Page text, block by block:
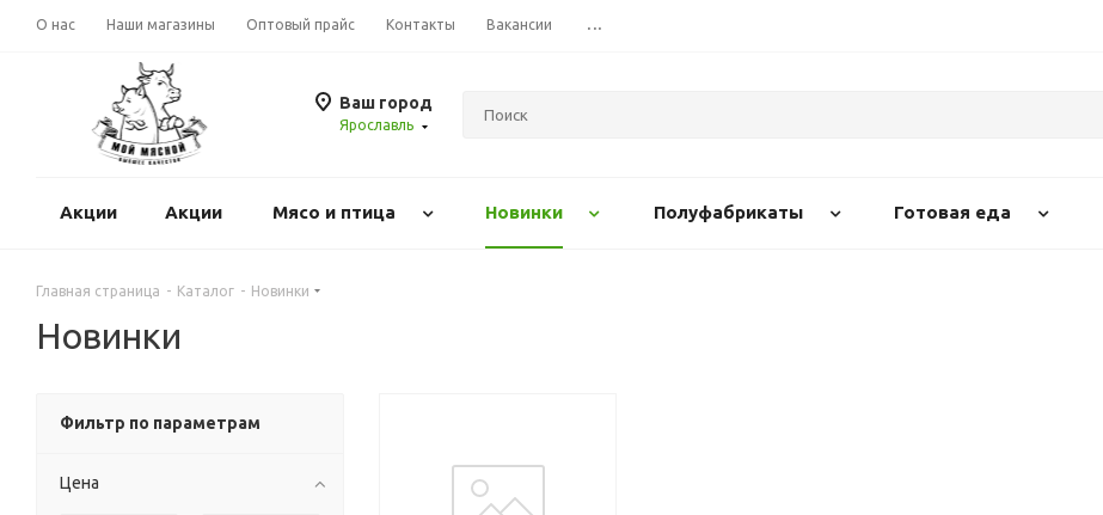
О нас Наши магазины Оптовый прайс Контакты Вакансии ...
Ваш город
Ярославль
Акции Акции Mясо и птица Новинки Полуфабрикаты Готовая еда
Главная страница - Каталог - Новинки
Новинки
Фильтр по параметрам
Цена